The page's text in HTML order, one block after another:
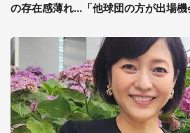
の存在感薄れ...「他球団の方が出場